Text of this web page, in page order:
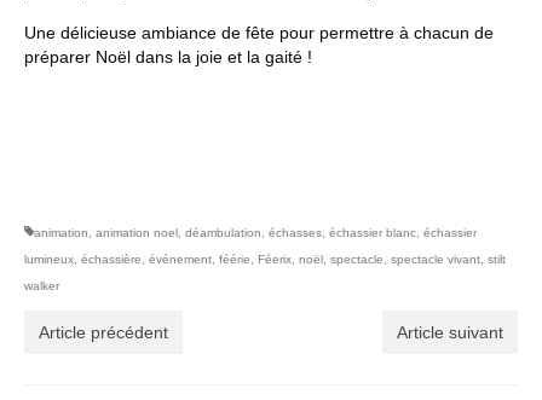
Une délicieuse ambiance de fête pour permettre à chacun de
préparer Noël dans la joie et la gaité !
animation animation noel déambulation échasses échassier blanc échassier
lumineux échassière événement féérie Féerix noël spectacle spectacle vivant stilt
walker
Article précédent Article suivant